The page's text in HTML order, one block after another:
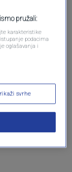
pružali:
karakteristike
podacima
oglašavanja i
svrhe